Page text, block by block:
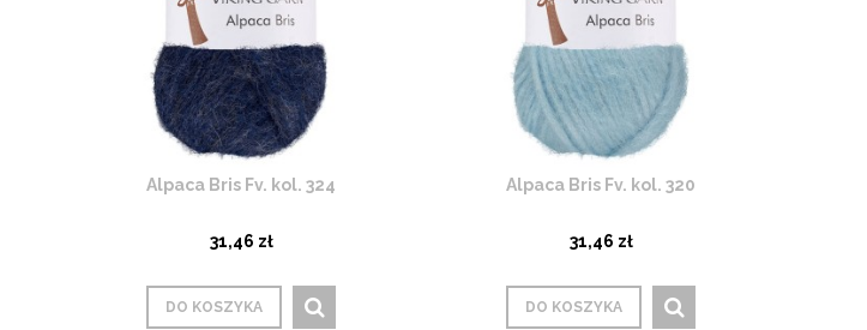
Alpaca Bris Fv. kol. 324
31,46 zł
DO KOSZYKA
Alpaca Bris Fv. kol. 320
31,46 zł
DO KOSZYKA